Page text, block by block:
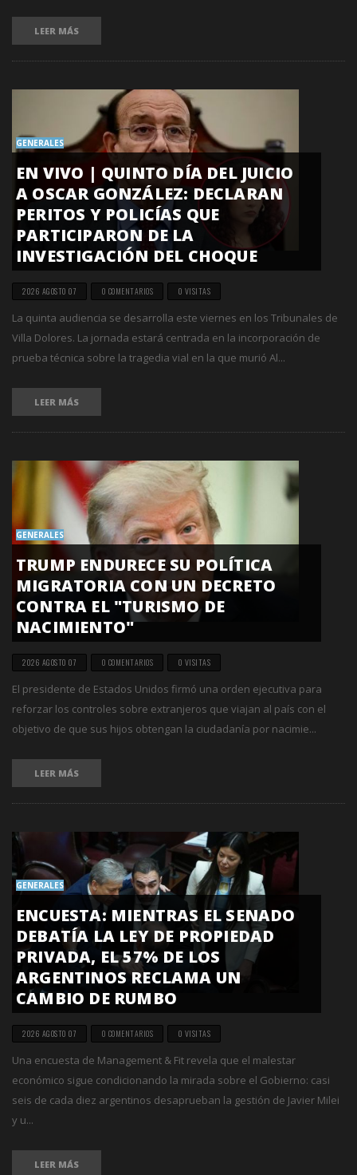
LEER MÁS
GENERALES
EN VIVO | QUINTO DÍA DEL JUICIO
A OSCAR GONZÁLEZ: DECLARAN
PERITOS Y POLICÍAS QUE
PARTICIPARON DE LA
INVESTIGACIÓN DEL CHOQUE
2026 AGOSTO 07 0 COMENTARIOS 0 VISITAS
La quinta audiencia se desarrolla este viernes en los Tribunales de
Villa Dolores. La jornada estará centrada en la incorporación de
prueba técnica sobre la tragedia vial en la que murió Al...
LEER MÁS
GENERALES
TRUMP ENDURECE SU POLÍTICA
MIGRATORIA CON UN DECRETO
CONTRA EL "TURISMO DE
NACIMIENTO"
2026 AGOSTO 07 0 COMENTARIOS 0 VISITAS
El presidente de Estados Unidos firmó una orden ejecutiva para
reforzar los controles sobre extranjeros que viajan al país con el
objetivo de que sus hijos obtengan la ciudadanía por nacimie...
LEER MÁS
GENERALES
ENCUESTA: MIENTRAS EL SENADO
DEBATÍA LA LEY DE PROPIEDAD
PRIVADA, EL 57% DE LOS
ARGENTINOS RECLAMA UN
CAMBIO DE RUMBO
2026 AGOSTO 07 0 COMENTARIOS 0 VISITAS
Una encuesta de Management & Fit revela que el malestar
económico sigue condicionando la mirada sobre el Gobierno: casi
seis de cada diez argentinos desaprueban la gestión de Javier Milei
y u...
LEER MÁS